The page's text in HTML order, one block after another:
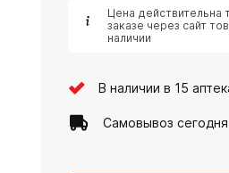
Цена действительна
заказе через сайт
наличии
В наличии в 15
Самовывоз сегодня